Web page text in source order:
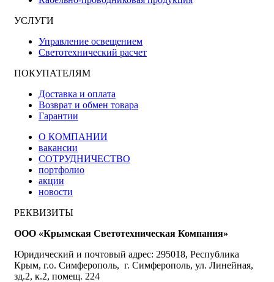
УСЛУГИ
Управление освещением
Светотехнический расчет
ПОКУПАТЕЛЯМ
Доставка и оплата
Возврат и обмен товара
Гарантии
О КОМПАНИИ
вакансии
СОТРУДНИЧЕСТВО
портфолио
акции
новости
РЕКВИЗИТЫ
ООО «Крымская Светотехническая Компания»
Юридический и почтовый адрес: 295018, Республика
Крым, г.о. Симферополь, г. Симферополь, ул. Линейная,
зд.2, к.2, помещ. 224